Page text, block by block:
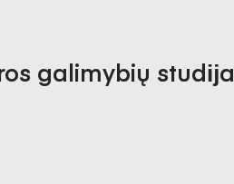
galimybių studĳa